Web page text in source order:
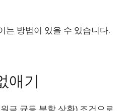
는 방법이 있을 수 있습니다.
애기